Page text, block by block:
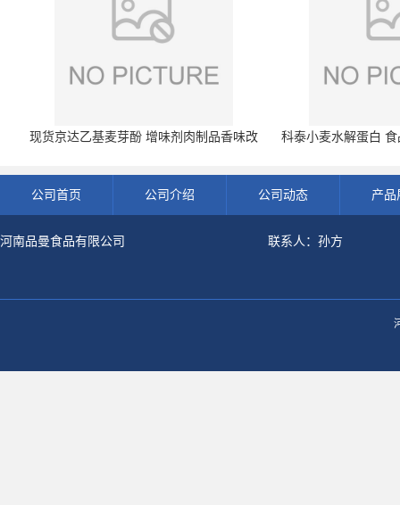
现货京达乙基麦芽酚 增味剂肉制品香味改
科泰小麦水解蛋白
公司首页 公司介绍 公司动态 产品
河南品曼食品有限公司 联系人：孙方